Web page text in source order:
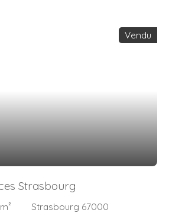
Vendu
Strasbourg
m²
Strasbourg 67000